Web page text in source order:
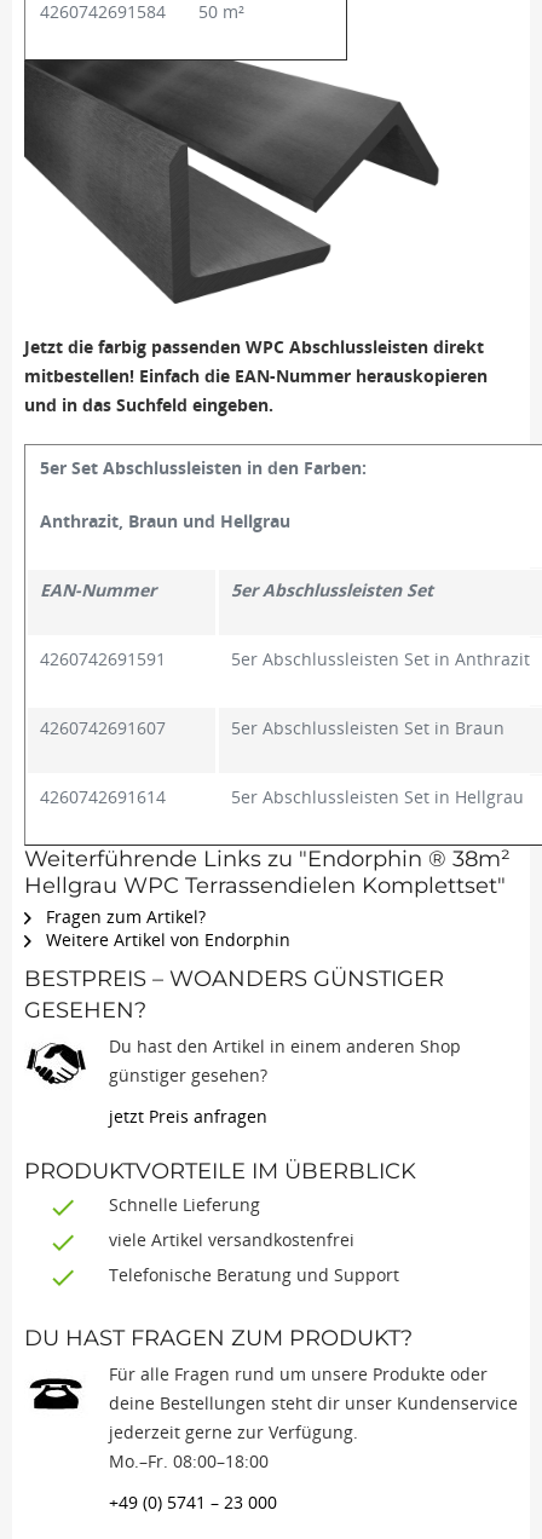
4260742691584 50 m²
Jetzt die farbig passenden WPC Abschlussleisten direkt
mitbestellen! Einfach die EAN-Nummer herauskopieren
und in das Suchfeld eingeben.
5er Set Abschlussleisten in den Farben:
Anthrazit, Braun und Hellgrau
EAN-Nummer 5er Abschlussleisten Set
4260742691591 5er Abschlussleisten Set in Anthrazit
4260742691607 5er Abschlussleisten Set in Braun
4260742691614 5er Abschlussleisten Set in Hellgrau
Weiterführende Links zu "Endorphin ® 38m²
Hellgrau WPC Terrassendielen Komplettset"
Fragen zum Artikel?
Weitere Artikel von Endorphin
BESTPREIS – WOANDERS GÜNSTIGER
GESEHEN?
Du hast den Artikel in einem anderen Shop
günstiger gesehen?
jetzt Preis anfragen
PRODUKTVORTEILE IM ÜBERBLICK
Schnelle Lieferung
viele Artikel versandkostenfrei
Telefonische Beratung und Support
DU HAST FRAGEN ZUM PRODUKT?
Für alle Fragen rund um unsere Produkte oder
deine Bestellungen steht dir unser Kundenservice
jederzeit gerne zur Verfügung.
Mo.–Fr. 08:00–18:00
+49 (0) 5741 – 23 000